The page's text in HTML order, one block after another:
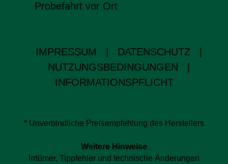
Probefahrt vor Ort
IMPRESSUM DATENSCHUTZ
NUTZUNGSBEDINGUNGEN
INFORMATIONSPFLICHT
* Unverbindliche Preisempfehlung des Herstellers
Weitere Hinweise
Irrtümer, Tippfehler und technische Änderungen